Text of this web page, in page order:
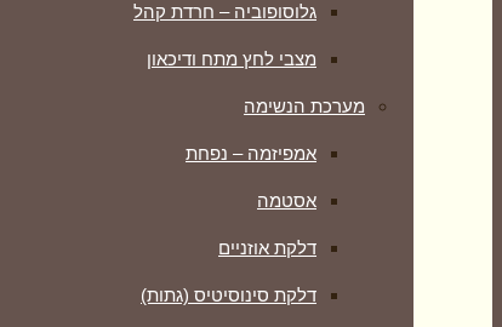
גלוסופוביה – חרדת קהל
מצבי לחץ מתח ודיכאון
מערכת הנשימה
אמפיזמה – נפחת
אסטמה
דלקת אוזניים
דלקת סינוסיטיס (גתות)